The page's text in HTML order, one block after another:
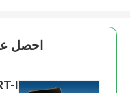
احصل